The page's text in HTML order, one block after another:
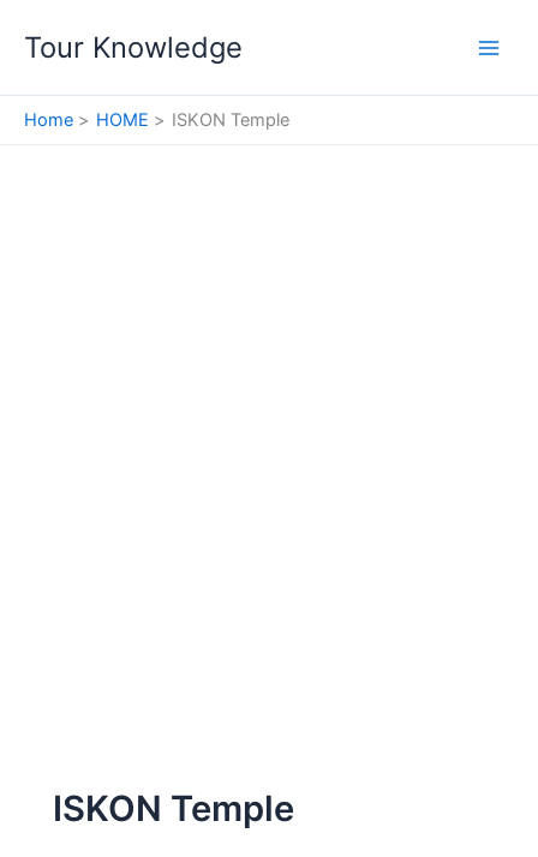
Tour Knowledge
Home HOME ISKON Temple
ISKON Temple